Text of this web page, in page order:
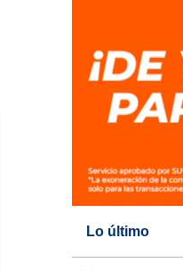
Lo último